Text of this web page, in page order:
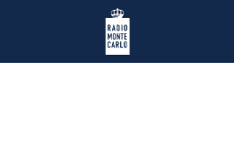
Radio Monte Carlo